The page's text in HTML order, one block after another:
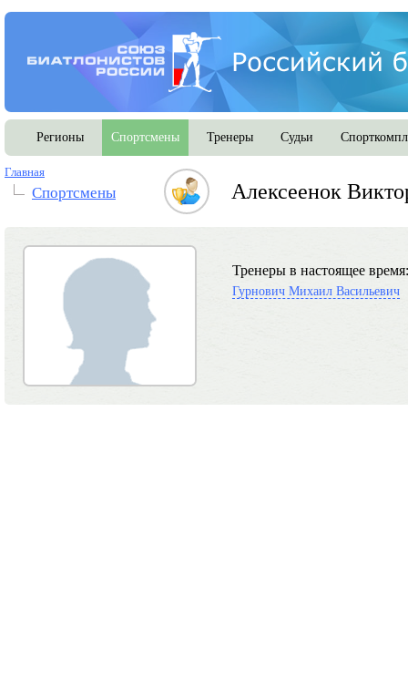
Регионы Спортсмены Тренеры Судьи
Главная
Спортсмены Алексеенок
Тренеры в настоящее время:
Гурнович Михаил Васильевич